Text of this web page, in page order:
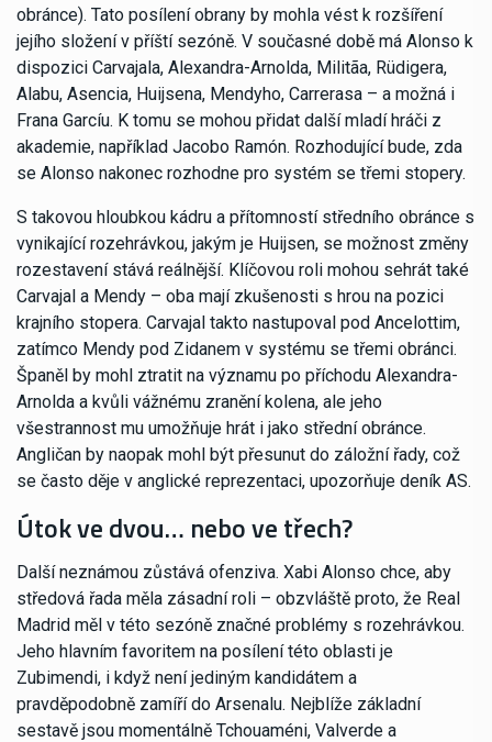
obránce). Tato posílení obrany by mohla vést k rozšíření
jejího složení v příští sezóně. V současné době má Alonso k
dispozici Carvajala, Alexandra-Arnolda, Militãa, Rüdigera,
Alabu, Asencia, Huijsena, Mendyho, Carrerasa – a možná i
Frana Garcíu. K tomu se mohou přidat další mladí hráči z
akademie, například Jacobo Ramón. Rozhodující bude, zda
se Alonso nakonec rozhodne pro systém se třemi stopery.
S takovou hloubkou kádru a přítomností středního obránce s
vynikající rozehrávkou, jakým je Huijsen, se možnost změny
rozestavení stává reálnější. Klíčovou roli mohou sehrát také
Carvajal a Mendy – oba mají zkušenosti s hrou na pozici
krajního stopera. Carvajal takto nastupoval pod Ancelottim,
zatímco Mendy pod Zidanem v systému se třemi obránci.
Španěl by mohl ztratit na významu po příchodu Alexandra-
Arnolda a kvůli vážnému zranění kolena, ale jeho
všestrannost mu umožňuje hrát i jako střední obránce.
Angličan by naopak mohl být přesunut do záložní řady, což
se často děje v anglické reprezentaci, upozorňuje deník AS.
Útok ve dvou… nebo ve třech?
Další neznámou zůstává ofenziva. Xabi Alonso chce, aby
středová řada měla zásadní roli – obzvláště proto, že Real
Madrid měl v této sezóně značné problémy s rozehrávkou.
Jeho hlavním favoritem na posílení této oblasti je
Zubimendi, i když není jediným kandidátem a
pravděpodobně zamíří do Arsenalu. Nejblíže základní
sestavě jsou momentálně Tchouaméni, Valverde a